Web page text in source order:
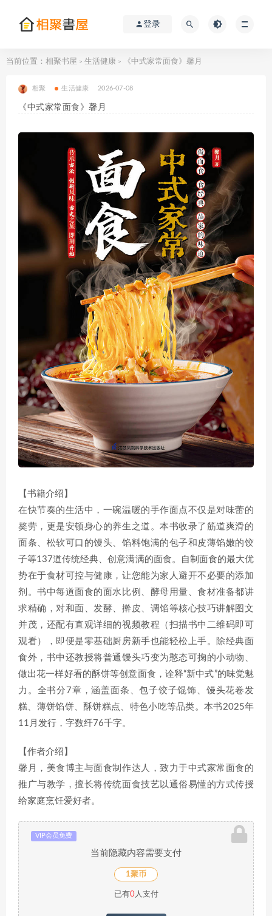
登录
当前位置： 相聚书屋 > 生活健康 > 《中式家常面食》馨月
相聚 生活健康 2026-07-08
《中式家常面食》馨月
【书籍介绍】
在快节奏的生活中，一碗温暖的手作面点不仅是对味蕾的
獒劳，更是安顿身心的养生之道。本书收录了筋道爽滑的
面条、松软可口的馒头、馅料饱满的包子和皮薄馅嫩的饺
子等137道传统经典、创意满满的面食。自制面食的最大优
势在于食材可控与健康，让您能为家人避开不必要的添加
剂。书中每道面食的面水比例、酵母用量、食材准备都讲
求精确，对和面、发酵、擀皮、调馅等核心技巧讲解图文
并茂，还配有直观详细的视频教程（扫描书中二维码即可
观看），即便是零基础厨房新手也能轻松上手。除经典面
食外，书中还教授将普通馒头巧变为憨态可掬的小动物、
做出花一样好看的酥饼等创意面食，诠释“新中式”的味觉魅
力。全书分7章，涵盖面条、包子饺子馄饰、馒头花卷发
糕、薄饼馅饼、酥饼糕点、特色小吃等品类。本书2025年
11月发行，字数纤76千字。
【作者介绍】
馨月，美食博主与面食制作达人，致力于中式家常面食的
推广与教学，擅长将传统面食技艺以通俗易懂的方式传授
给家庭烹饪爱好者。
VIP会员免费
当前隐藏内容需要支付
1聚币
已有0人支付